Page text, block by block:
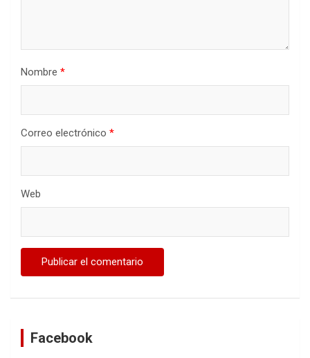
Nombre *
Correo electrónico *
Web
Facebook